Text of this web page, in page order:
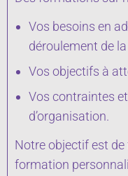
Vos besoins en
déroulement de
Vos objectifs à
Vos contraintes
d’organisation.
Notre objectif est
formation